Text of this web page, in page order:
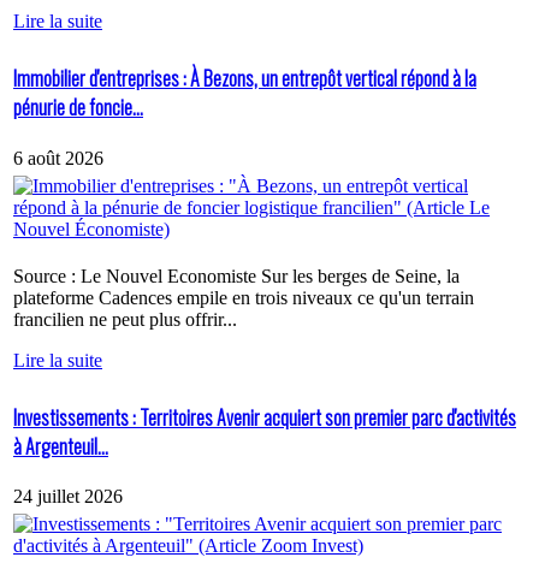
Lire la suite
Immobilier d'entreprises : À Bezons, un entrepôt vertical répond à la
pénurie de foncie...
6 août 2026
Source : Le Nouvel Economiste Sur les berges de Seine, la
plateforme Cadences empile en trois niveaux ce qu'un terrain
francilien ne peut plus offrir...
Lire la suite
Investissements : Territoires Avenir acquiert son premier parc d'activités
à Argenteuil...
24 juillet 2026